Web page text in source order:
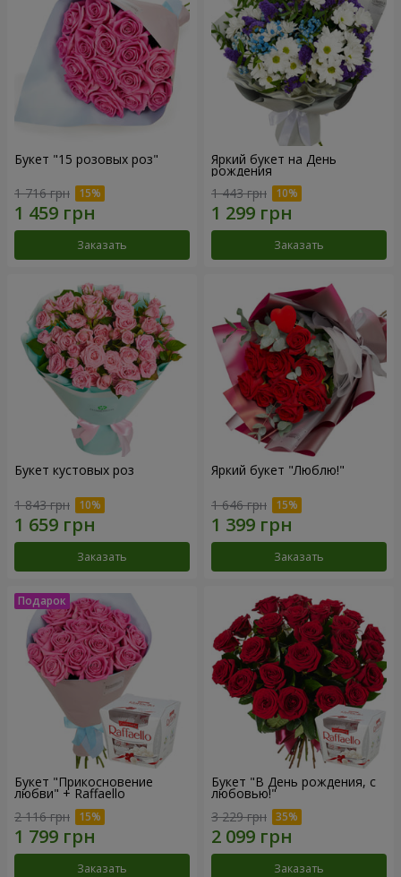
Букет "15 розовых роз"
1 716 грн
Заказать
Яркий букет на День
рождения
1 443 грн
Заказать
Букет кустовых роз
1 843 грн
Заказать
Яркий букет "Люблю!"
1 646 грн
Заказать
Букет "Прикосновение
любви" + Raffaello
2 116 грн
Заказать
Букет "В День рождения, с
любовью!"
3 229 грн
Заказать